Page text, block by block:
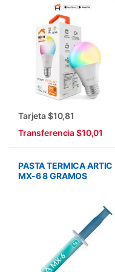
Tarjeta $10,81
Transferencia $10,01
PASTA TERMICA ARTIC
MX-6 8 GRAMOS